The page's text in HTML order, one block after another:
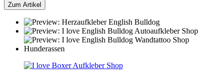
Zum Artikel